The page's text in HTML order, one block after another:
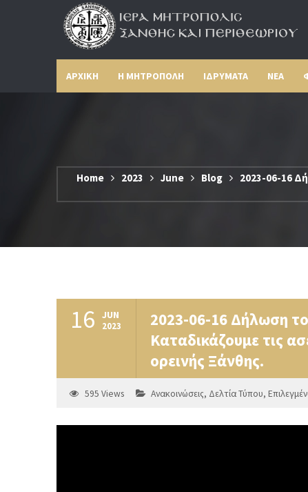
ΑΡΧΙΚΗ Η ΜΗΤΡΟΠΟΛΗ ΙΔΡΥΜΑΤΑ ΝΕΑ
Home 2023 June Blog
2023-06-16
16 JUN
2023
2023-06-16 Δήλωση
Καταδικάζουμε τις
ορεινής Ξάνθης.
595 Views Ανακοινώσεις, Δελτία Τύπου,